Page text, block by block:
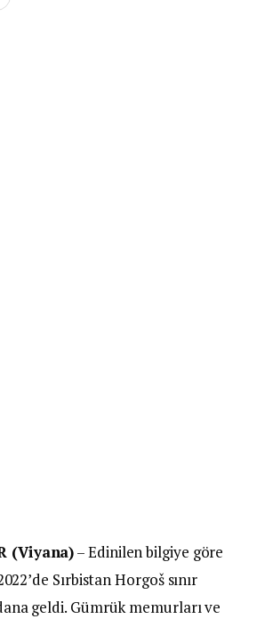
(Viyana)– Edinilen bilgiye göre
Sırbistan Horgoš sınır
geldi. Gümrük memurları ve